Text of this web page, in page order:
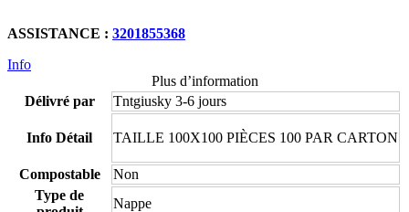
ASSISTANCE : 3201855368
Info
Plus d’information
Délivré par
Tntgiusky 3-6 jours
Info Détail TAILLE 100X100 PIÈCES 100 PAR CARTON
Compostable
Non
Type de
Nappe